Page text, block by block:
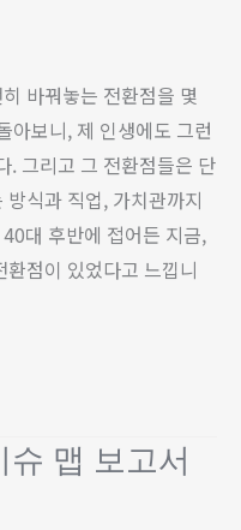
바꿔놓는 전환점을 몇
아보니, 제 인생에도 그런
. 그리고 그 전환점들은 단
식과 직업, 가치관까지
대 후반에 접어든 지금,
점이 있었다고 느낍니
맵 보고서